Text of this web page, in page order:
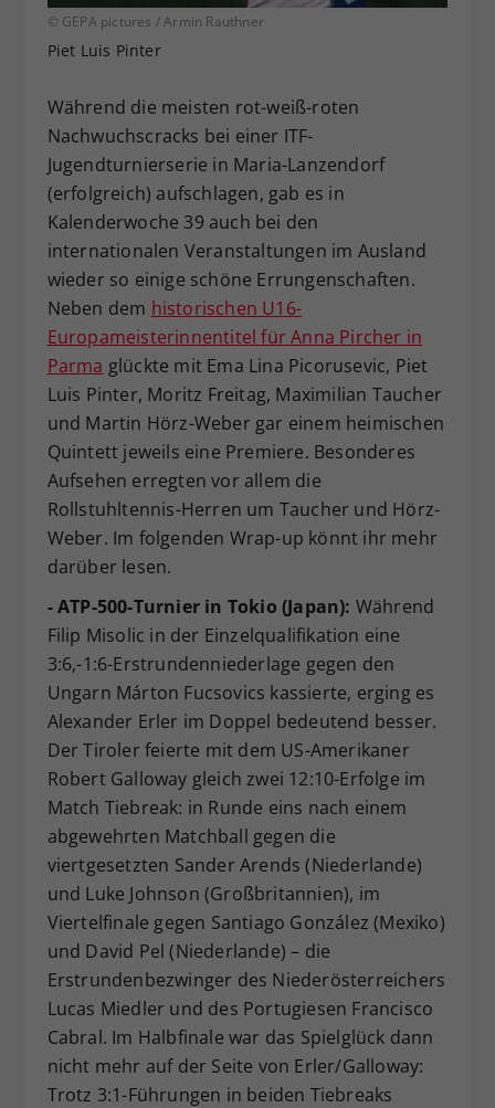
© GEPA pictures / Armin Rauthner
Piet Luis Pinter
Während die meisten rot-weiß-roten
Nachwuchscracks bei einer ITF-
Jugendturnierserie in Maria-Lanzendorf
(erfolgreich) aufschlagen, gab es in
Kalenderwoche 39 auch bei den
internationalen Veranstaltungen im Ausland
wieder so einige schöne Errungenschaften.
Neben dem historischen U16-
Europameisterinnentitel für Anna Pircher in
Parma glückte mit Ema Lina Picorusevic, Piet
Luis Pinter, Moritz Freitag, Maximilian Taucher
und Martin Hörz-Weber gar einem heimischen
Quintett jeweils eine Premiere. Besonderes
Aufsehen erregten vor allem die
Rollstuhltennis-Herren um Taucher und Hörz-
Weber. Im folgenden Wrap-up könnt ihr mehr
darüber lesen.
- ATP-500-Turnier in Tokio (Japan): Während
Filip Misolic in der Einzelqualifikation eine
3:6,-1:6-Erstrundenniederlage gegen den
Ungarn Márton Fucsovics kassierte, erging es
Alexander Erler im Doppel bedeutend besser.
Der Tiroler feierte mit dem US-Amerikaner
Robert Galloway gleich zwei 12:10-Erfolge im
Match Tiebreak: in Runde eins nach einem
abgewehrten Matchball gegen die
viertgesetzten Sander Arends (Niederlande)
und Luke Johnson (Großbritannien), im
Viertelfinale gegen Santiago González (Mexiko)
und David Pel (Niederlande) – die
Erstrundenbezwinger des Niederösterreichers
Lucas Miedler und des Portugiesen Francisco
Cabral. Im Halbfinale war das Spielglück dann
nicht mehr auf der Seite von Erler/Galloway:
Trotz 3:1-Führungen in beiden Tiebreaks
Zweck
Dieser Wert speichert Ihre Consent-
Einstellungen. Unter anderem eine
historische Speicherung Ihrer
vorgenommen Einstellungen, falls der
Webseiten-Betreiber dies eingestellt
hat.